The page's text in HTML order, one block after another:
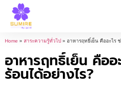
Home » สาระความรู้ทั่วไป » อาหารฤทธิ์เย็น คืออะไร
อาหารฤทธิ์เย็น คืออ
ร้อนได้อย่างไร?